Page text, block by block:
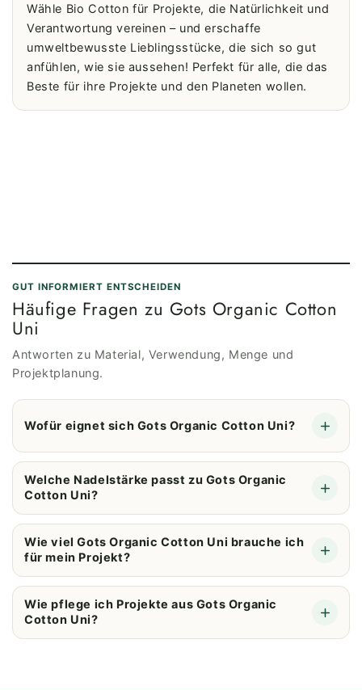
Wähle Bio Cotton für Projekte, die Natürlichkeit und
Verantwortung vereinen – und erschaffe
umweltbewusste Lieblingsstücke, die sich so gut
anfühlen, wie sie aussehen! Perfekt für alle, die das
Beste für ihre Projekte und den Planeten wollen.
GUT INFORMIERT ENTSCHEIDEN
Häufige Fragen zu Gots Organic Cotton
Uni
Antworten zu Material, Verwendung, Menge und
Projektplanung.
Wofür eignet sich Gots Organic Cotton Uni?
Welche Nadelstärke passt zu Gots Organic
Cotton Uni?
Wie viel Gots Organic Cotton Uni brauche ich
für mein Projekt?
Wie pflege ich Projekte aus Gots Organic
Cotton Uni?